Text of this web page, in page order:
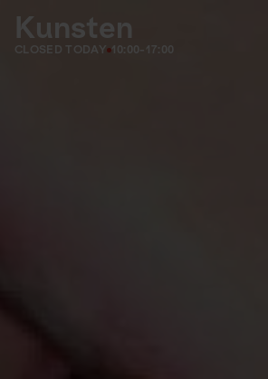
Kunsten
CLOSED TODAY 10:00-17:00